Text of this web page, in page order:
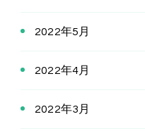
2022年5月
2022年4月
2022年3月